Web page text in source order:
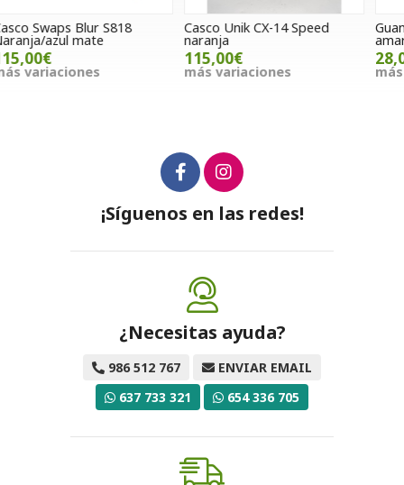
Casco Unik CX-14 Speed
naranja
115,00€
más variaciones
Guantes Answer Airlite
amarillo
28,00€
más variaciones
¡Síguenos en las redes!
¿Necesitas ayuda?
986 512 767
ENVIAR EMAIL
637 733 321
654 336 705